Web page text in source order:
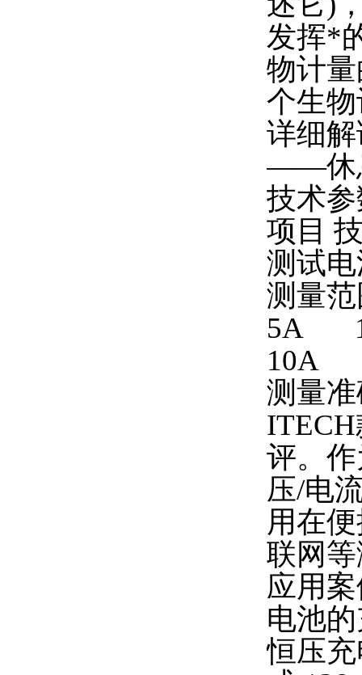
发挥*
物计
个生
详细
——休
技术
项目
测试
测量
5A
10A
测量
评。
压/电
用在
联网
应用
电池
恒压